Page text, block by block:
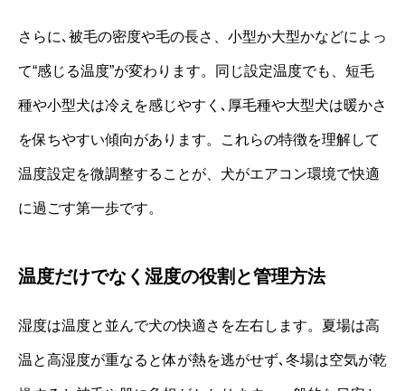
さらに､被毛の密度や毛の長さ、小型か大型かなどによっ
て“感じる温度”が変わります。同じ設定温度でも、短毛
種や小型犬は冷えを感じやすく､厚毛種や大型犬は暖かさ
を保ちやすい傾向があります。これらの特徴を理解して
温度設定を微調整することが、犬がエアコン環境で快適
に過ごす第一歩です。
温度だけでなく湿度の役割と管理方法
湿度は温度と並んで犬の快適さを左右します。夏場は高
温と高湿度が重なると体が熱を逃がせず､冬場は空気が乾